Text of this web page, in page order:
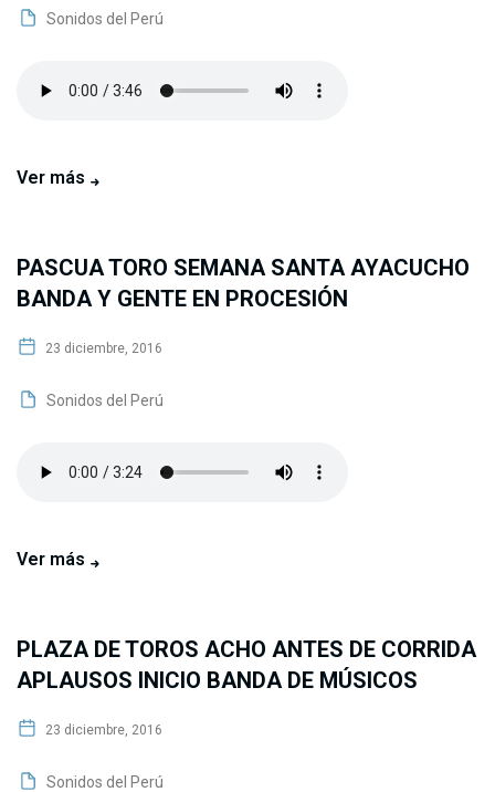
Sonidos del Perú
Ver más
PASCUA TORO SEMANA SANTA AYACUCHO
BANDA Y GENTE EN PROCESIÓN
23 diciembre, 2016
Sonidos del Perú
Ver más
PLAZA DE TOROS ACHO ANTES DE CORRIDA
APLAUSOS INICIO BANDA DE MÚSICOS
23 diciembre, 2016
Sonidos del Perú